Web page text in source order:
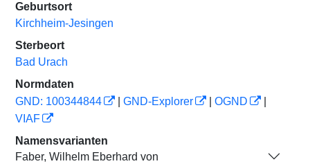
Geburtsort
Kirchheim-Jesingen
Sterbeort
Bad Urach
Normdaten
GND: 100344844
GND-Explorer OGND
VIAF
Namensvarianten
Faber, Wilhelm Eberhard von